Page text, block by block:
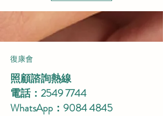
復康會
照顧諮詢熱線
電話：2549 7744
WhatsApp：9084 4845